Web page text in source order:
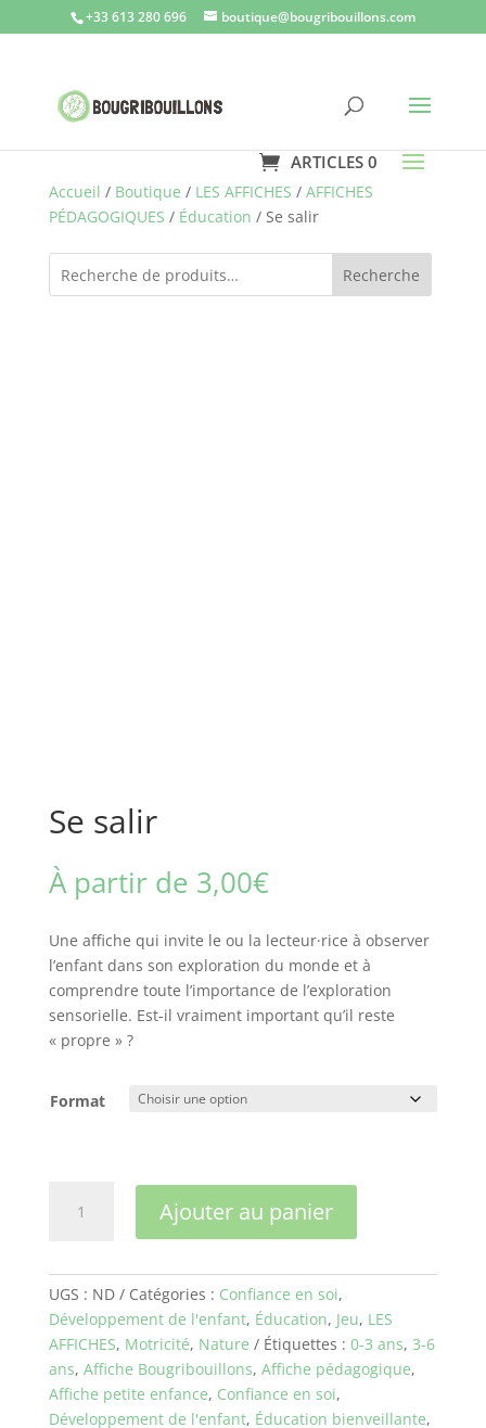
+33 613 280 696 boutique@bougribouillons.com
ARTICLES 0
Accueil / Boutique / LES AFFICHES / AFFICHES
PÉDAGOGIQUES / Éducation / Se salir
Recherche
Se salir
À partir de 3,00€
Une affiche qui invite le ou la lecteur·rice à observer
l’enfant dans son exploration du monde et à
comprendre toute l’importance de l’exploration
sensorielle. Est-il vraiment important qu’il reste
« propre » ?
Format
Ajouter au panier
UGS : ND Catégories : Confiance en soi,
Développement de l'enfant, Éducation, Jeu, LES
AFFICHES, Motricité, Nature Étiquettes : 0-3 ans, 3-6
ans, Affiche Bougribouillons, Affiche pédagogique,
Affiche petite enfance, Confiance en soi,
Développement de l'enfant, Éducation bienveillante,